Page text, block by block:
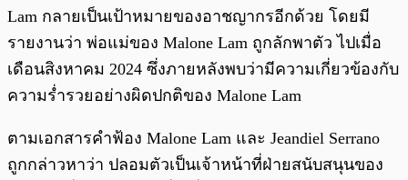
Lam กลายเป็นเป้าหมายของอาชญากรอีกด้วย โดยมี
รายงานว่า พ่อแม่ของ Malone Lam ถูกลักพาตัว ไปเมื่อ
เดือนสิงหาคม 2024 ซึ่งภายหลังพบว่ามีความเกี่ยวข้องกับ
ความร่ำรวยอย่างผิดปกติของ Malone Lam
ตามเอกสารคำฟ้อง Malone Lam และ Jeandiel Serrano
ถูกกล่าวหาว่า ปลอมตัวเป็นเจ้าหน้าที่ฝ่ายสนับสนุนของ